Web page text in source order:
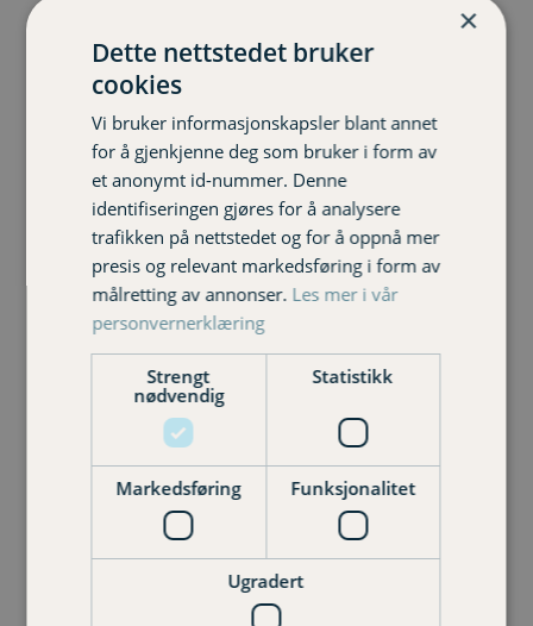
Bilforsikring
Reiseforsikring
Barneforsikring
×
Dette nettstedet bruker
cookies
Vi bruker informasjonskapsler blant annet
for å gjenkjenne deg som bruker i form av
et anonymt id-nummer. Denne
identifiseringen gjøres for å analysere
trafikken på nettstedet og for å oppnå mer
presis og relevant markedsføring i form av
målretting av annonser. Les mer i vår
personvernerklæring
Strengt
nødvendig
Statistikk
Markedsføring Funksjonalitet
Ugradert